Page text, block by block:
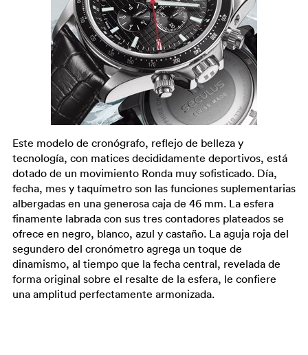
Este modelo de cronógrafo, reflejo de belleza y
tecnología, con matices decididamente deportivos, está
dotado de un movimiento Ronda muy sofisticado. Día,
fecha, mes y taquímetro son las funciones suplementarias
albergadas en una generosa caja de 46 mm. La esfera
finamente labrada con sus tres contadores plateados se
ofrece en negro, blanco, azul y castaño. La aguja roja del
segundero del cronómetro agrega un toque de
dinamismo, al tiempo que la fecha central, revelada de
forma original sobre el resalte de la esfera, le confiere
una amplitud perfectamente armonizada.